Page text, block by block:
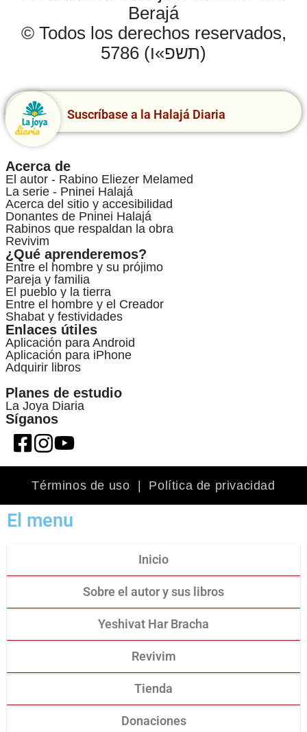
Berajá
© Todos los derechos reservados,
5786 (תשפ»ו)
Suscríbase a la Halajá Diaria
Acerca de
El autor - Rabino Eliezer Melamed
La serie - Pninei Halajá
Acerca del sitio y accesibilidad
Donantes de Pninei Halajá
Rabinos que respaldan la obra
Revivim
¿Qué aprenderemos?
Entre el hombre y su prójimo
Pareja y familia
El pueblo y la tierra
Entre el hombre y el Creador
Shabat y festividades
Enlaces útiles
Aplicación para Android
Aplicación para iPhone
Adquirir libros
Planes de estudio
La Joya Diaria
Síganos
Términos de uso Política de privacidad
El menu
Inicio
Sobre el autor y sus libros
Yeshivat Har Bracha
Revivim
Tienda
Donaciones